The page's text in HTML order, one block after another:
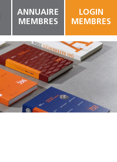
ANNUAIRE
MEMBRES
LOGIN
MEMBRES